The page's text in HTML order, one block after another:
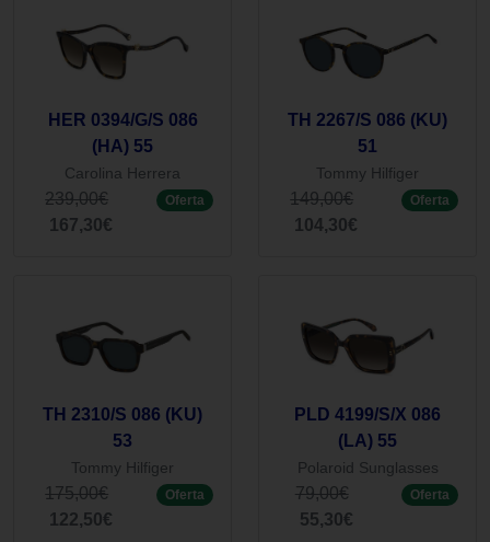
HER 0394/G/S 086
(HA) 55
Carolina Herrera
239,00€
167,30€
Oferta
TH 2267/S 086 (KU)
51
Tommy Hilfiger
149,00€
104,30€
Oferta
TH 2310/S 086 (KU)
53
Tommy Hilfiger
175,00€
122,50€
Oferta
PLD 4199/S/X 086
(LA) 55
Polaroid Sunglasses
79,00€
55,30€
Oferta